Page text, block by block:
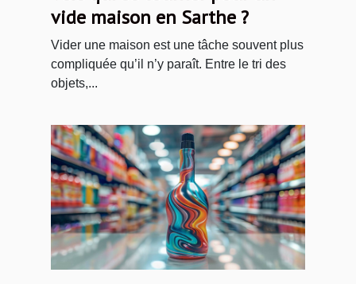
vide maison en Sarthe ?
Vider une maison est une tâche souvent plus
compliquée qu’il n’y paraît. Entre le tri des
objets,...